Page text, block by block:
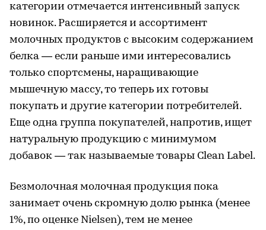
категории отмечается интенсивный запуск
новинок. Расширяется и ассортимент
молочных продуктов с высоким содержанием
белка — если раньше ими интересовались
только спортсмены, наращивающие
мышечную массу, то теперь их готовы
покупать и другие категории потребителей.
Еще одна группа покупателей, напротив, ищет
натуральную продукцию с минимумом
добавок — так называемые товары Clean Label.
Безмолочная молочная продукция пока
занимает очень скромную долю рынка (менее
1%, по оценке Nielsen), тем не менее